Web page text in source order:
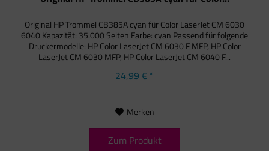
Original HP Trommel CB385A cyan für Color LaserJet CM 6030
6040 Kapazität: 35.000 Seiten Farbe: cyan Passend für folgende
Druckermodelle: HP Color LaserJet CM 6030 F MFP, HP Color
LaserJet CM 6030 MFP, HP Color LaserJet CM 6040 F...
24,99 € *
Merken
Zum Produkt